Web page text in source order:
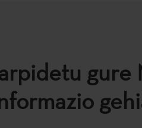
gure